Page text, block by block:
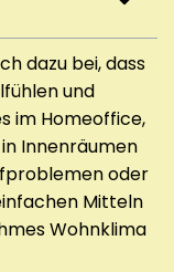
dazu bei, dass
und
im Homeoffice,
Innenräumen
oder
Mitteln
Wohnklima